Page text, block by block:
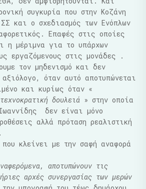
συγκυρία που στην Κοζάνη
και ο σχεδιασμός των Ενόπλων
Επαφές στις οποίες
η μέριμνα για το υπάρχων
εργαζόμενους στις μονάδες .
τον μηδενισμό και δεν
όταν αυτό αποτυπώνεται
και κυρίως όταν «
δουλειά » στην οποία
δεν είναι μόνο
αλλά πρόταση ρεαλιστική
κλείνει με την σαφή αναφορά
αποτυπώνουν τις
αρχές συνεργασίας των μερών